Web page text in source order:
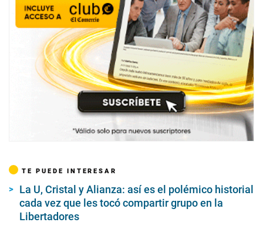
TE PUEDE INTERESAR
La U, Cristal y Alianza: así es el polémico historial
cada vez que les tocó compartir grupo en la
Libertadores